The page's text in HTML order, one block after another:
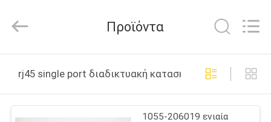
ΠΡΟΪΌΝΤΑ
Electronics
Rights
Προϊόντα
rj45 single port διαδικτυακή κατασκευή
1055-206019 ενιαία